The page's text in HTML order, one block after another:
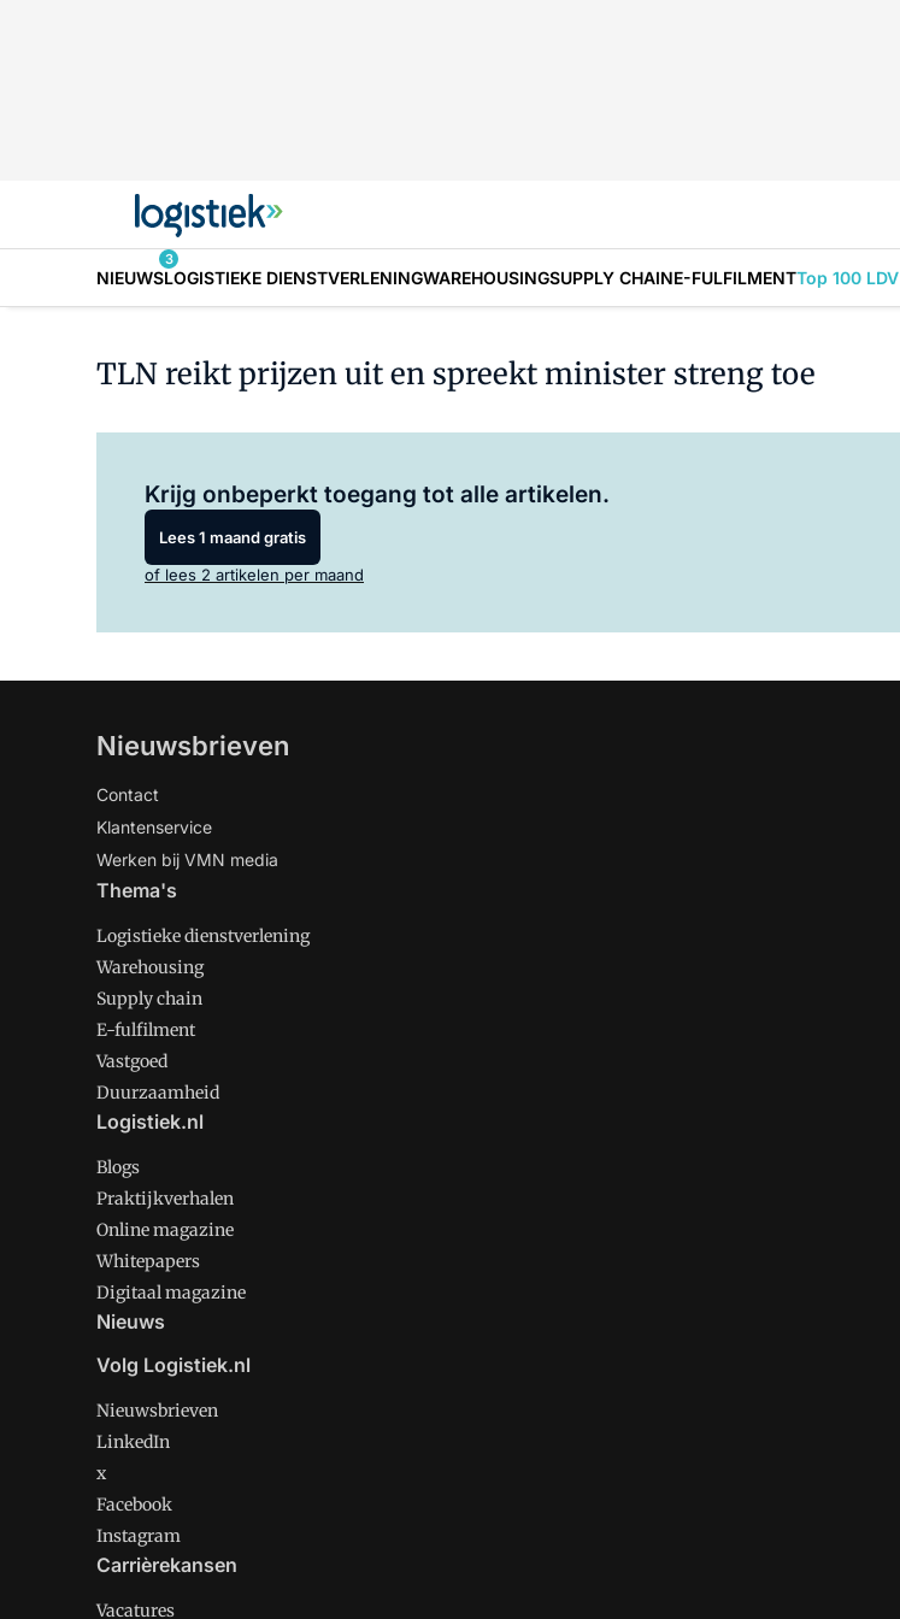
NIEUWS
3
LOGISTIEKE DIENSTVERLENINGWAREHOUSINGSUPPLY CHAINE-FULFILMENTTop 100 LDV
TLN reikt prijzen uit en spreekt minister streng toe
Krijg onbeperkt toegang tot alle artikelen.
Lees 1 maand gratis
of lees 2 artikelen per maand
Nieuwsbrieven
Contact
Klantenservice
Werken bij VMN media
Thema's
Logistieke dienstverlening
Warehousing
Supply chain
E-fulfilment
Vastgoed
Duurzaamheid
Logistiek.nl
Blogs
Praktijkverhalen
Online magazine
Whitepapers
Digitaal magazine
Nieuws
Volg Logistiek.nl
Nieuwsbrieven
LinkedIn
x
Facebook
Instagram
Carrièrekansen
Vacatures